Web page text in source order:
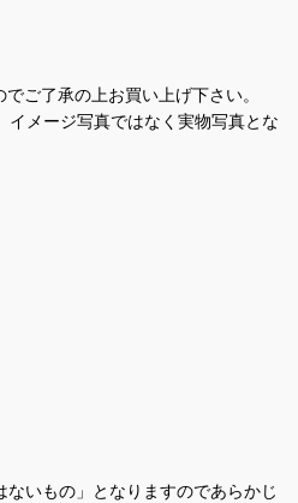
ご了承の上お買い上げ下さい。
メージ写真ではなく実物写真とな
いもの」となりますのであらかじ